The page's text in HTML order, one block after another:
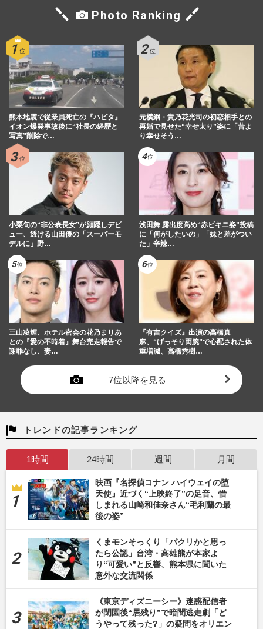
Photo Ranking
熊本地震で従業員死亡の『ハビタ』
イオン爆発事故後に“社長の経歴と
写真”削除で…
元横綱・貴乃花光司の初恋相手との
再婚で見せた“幸せ太り”姿に「昔よ
り幸せそう…
小栗旬の“非公表長女”が顔隠しデビ
ュー、透ける山田優の「スーパーモ
デルに」野…
浅田舞 露出度高め“赤ビキニ姿”投稿
に「何がしたいの」「妹と差がつい
た」辛辣…
三山凌輝、ホテル密会の花乃まりあ
との『愛の不時着』舞台完走報告で
謝罪なし、妻…
『有吉クイズ』出演の高橋真
麻、“げっそり両腕”で心配された体
重増減、高橋秀樹…
7位以降を見る
トレンドの記事ランキング
1時間 24時間 週間 月間
映画『名探偵コナン ハイウェイの堕
天使』近づく“上映終了”の足音、惜
しまれる山崎和佳奈さん“毛利蘭の最
後の姿”
くまモンそっくり「パクリかと思っ
たら公認」台湾・高雄熊が本家よ
り“可愛い”と反響、熊本県に聞いた
意外な交流関係
《東京ディズニーシー》迷惑配信者
が閉園後“居残り”で暗闇逃走劇「ど
うやって残った?」の疑問をオリエン